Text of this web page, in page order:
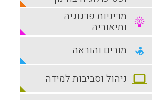
מדיניות פדגוגיה
ותיאוריה
מורים והוראה
ניהול וסביבות למידה